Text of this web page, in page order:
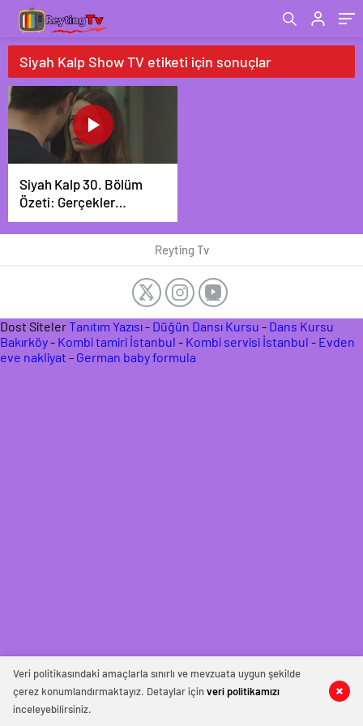
Siyah Kalp Show TV etiketi için sonuçlar
Siyah Kalp 30. Bölüm
Özeti: Gerçekler
ortaya çıkıyor!
Reyting Tv
Veri politikasındaki amaçlarla sınırlı ve mevzuata uygun şekilde
çerez konumlandırmaktayız. Detaylar içinveri politikamızı
inceleyebilirsiniz.
Dost SitelerTanıtım Yazısı- Düğün Dansı Kursu - Dans Kursu
Bakırköy- Kombi tamiri İstanbul - Kombi servisi İstanbul - Evden
eve nakliyat - German baby formula